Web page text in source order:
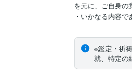
を元に、ご自身の
※鑑定・祈
就、特定の